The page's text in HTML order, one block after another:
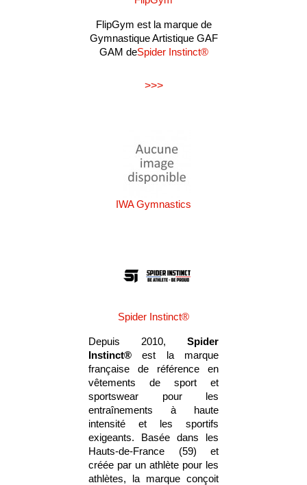
FlipGym est la marque de
Gymnastique Artistique GAF
GAM deSpider Instinct®
>>>
IWA Gymnastics
Spider Instinct®
Depuis 2010, Spider
Instinct® est la marque
française de référence en
vêtements de sport et
sportswear pour les
entraînements à haute
intensité et les sportifs
exigeants. Basée dans les
Hauts-de-France (59) et
créée par un athlète pour les
athlètes, la marque conçoit